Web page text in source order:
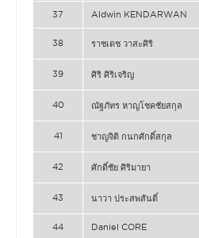
37 Aldwin KENDARWAN
38 ราชเดช วาสะศิริ
39 ศิริ ศิริเจริญ
40 ณัฐภัทร หาญโชคชัยสกุล
41 ชาญจิติ กนกศักดิ์สกุล
42 ศักดิ์ชัย ศิริมายา
43 นาวา ประสพสันติ์
44 Daniel CORE